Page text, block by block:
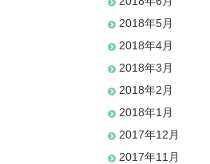
2018年5月
2018年4月
2018年3月
2018年2月
2018年1月
2017年12月
2017年11月